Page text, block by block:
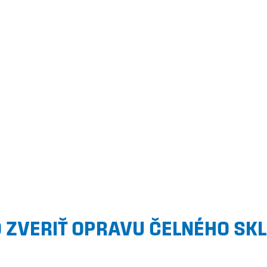
ZVERIŤ OPRAVU ČELNÉHO